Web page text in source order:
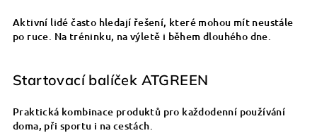
Aktivní lidé často hledají řešení, které mohou mít neustále
po ruce. Na tréninku, na výletě i během dlouhého dne.
Startovací balíček ATGREEN
Praktická kombinace produktů pro každodenní používání
doma, při sportu i na cestách.